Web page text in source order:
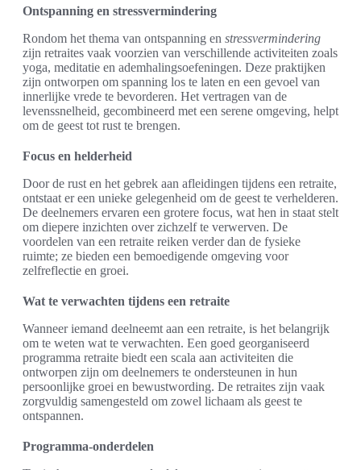
Ontspanning en stressvermindering
Rondom het thema van ontspanning en stressvermindering
zijn retraites vaak voorzien van verschillende activiteiten zoals
yoga, meditatie en ademhalingsoefeningen. Deze praktijken
zijn ontworpen om spanning los te laten en een gevoel van
innerlijke vrede te bevorderen. Het vertragen van de
levenssnelheid, gecombineerd met een serene omgeving, helpt
om de geest tot rust te brengen.
Focus en helderheid
Door de rust en het gebrek aan afleidingen tijdens een retraite,
ontstaat er een unieke gelegenheid om de geest te verhelderen.
De deelnemers ervaren een grotere focus, wat hen in staat stelt
om diepere inzichten over zichzelf te verwerven. De
voordelen van een retraite reiken verder dan de fysieke
ruimte; ze bieden een bemoedigende omgeving voor
zelfreflectie en groei.
Wat te verwachten tijdens een retraite
Wanneer iemand deelneemt aan een retraite, is het belangrijk
om te weten wat te verwachten. Een goed georganiseerd
programma retraite biedt een scala aan activiteiten die
ontworpen zijn om deelnemers te ondersteunen in hun
persoonlijke groei en bewustwording. De retraites zijn vaak
zorgvuldig samengesteld om zowel lichaam als geest te
ontspannen.
Programma-onderdelen